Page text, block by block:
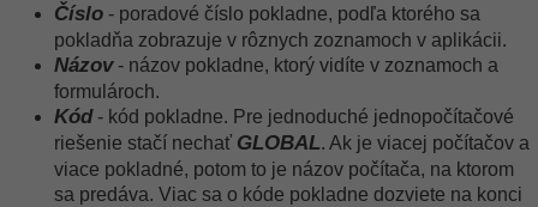
Číslo - poradové číslo pokladne, podľa ktorého sa
pokladňa zobrazuje v rôznych zoznamoch v aplikácii.
Názov- názov pokladne, ktorý vidíte v zoznamoch a
formulároch.
Kód- kód pokladne. Pre jednoduché jednopočítačové
riešenie stačí nechať GLOBAL. Ak je viacej počítačov a
viace pokladné, potom to je názov počítača, na ktorom
sa predáva. Viac sa o kóde pokladne dozviete na konci